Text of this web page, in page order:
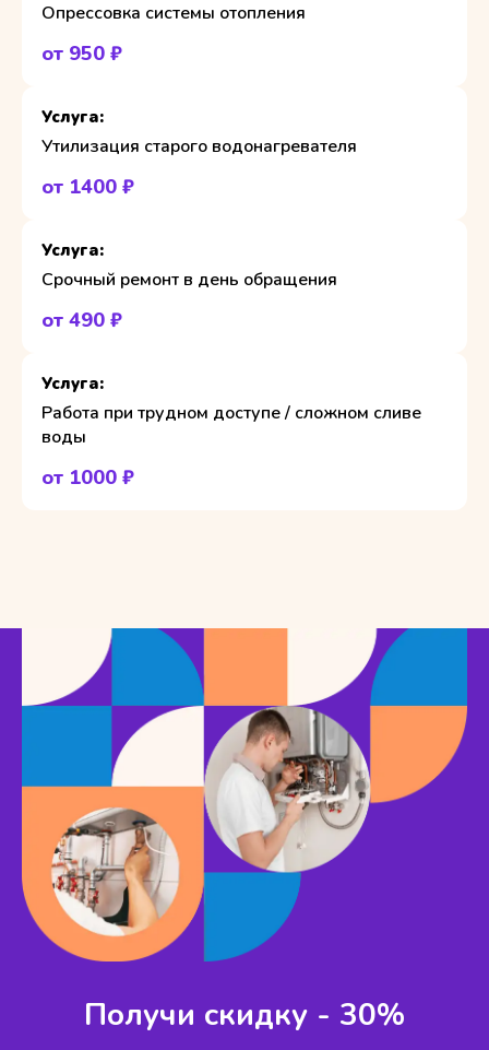
Опрессовка системы отопления
от 950 ₽
Утилизация старого водонагревателя
от 1400 ₽
Срочный ремонт в день обращения
от 490 ₽
Работа при трудном доступе / сложном сливе
воды
от 1000 ₽
Получи скидку - 30%